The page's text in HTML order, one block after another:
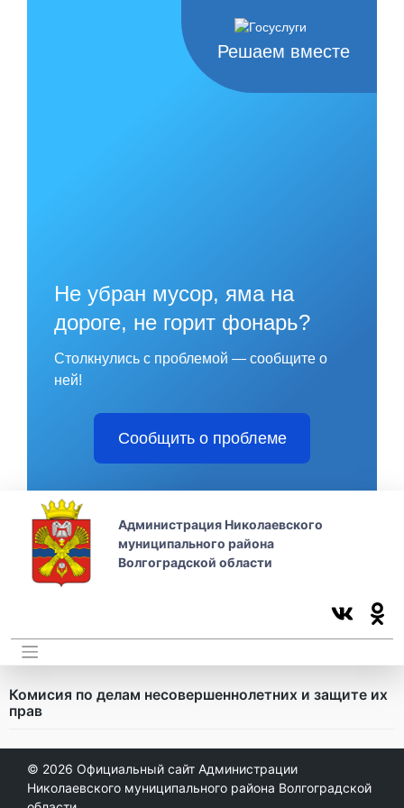
Решаем вместе
Не убран мусор, яма на
дороге, не горит фонарь?
Столкнулись с проблемой — сообщите о
ней!
Сообщить о проблеме
Администрация Николаевского
муниципального района
Волгоградской области
Комисия по делам несовершеннолетних и защите их
прав
© 2026 Официальный сайт Администрации
Николаевского муниципального района Волгоградской